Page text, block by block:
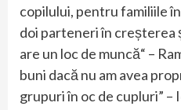
copilului, pentru familiile
doi parteneri în creșterea
are un loc de muncă“ –
buni dacă nu am avea
grupuri în oc de cupluri” –